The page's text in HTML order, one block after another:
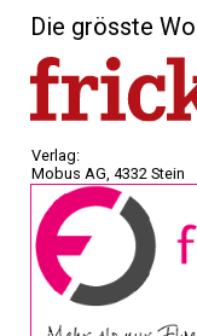
Die grösste
Verlag:
Mobus AG, 4332 Stein